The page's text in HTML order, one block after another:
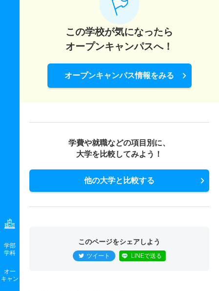
学部
学科
オー
キャン
看護学科 一般 前期
看護学科 一般 中期
15人 1倍 2倍 8人 7人 7人 －
15人 1倍 1.50倍 8人 7人 7人 －
看護学科 一般 共テ 前期
1倍 3人 2人
看護学科 一般 ニ 中期
5人 1倍 2倍 3人 2人 2人 －
看護学科 一般 ニ 後期
この学校が気になったら
オープンキャンパスへ！
オープンキャンパス情報をみる
学費や就職などの項目別に、
大学を比較してみよう！
他の大学と比較する
このページをシェアしよう
ツイート LINEで送る